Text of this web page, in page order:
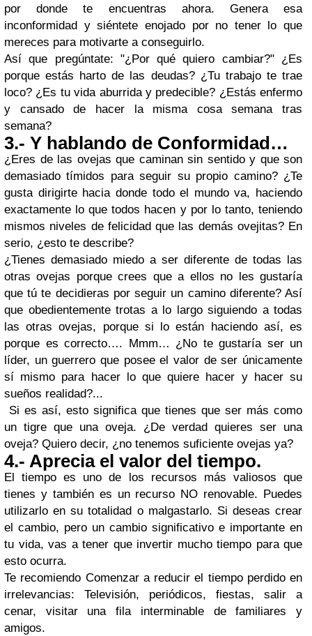
por donde te encuentras ahora. Genera esa
inconformidad y siéntete enojado por no tener lo que
mereces para motivarte a conseguirlo.
Así que pregúntate: "¿Por qué quiero cambiar?" ¿Es
porque estás harto de las deudas? ¿Tu trabajo te trae
loco? ¿Es tu vida aburrida y predecible? ¿Estás enfermo
y cansado de hacer la misma cosa semana tras
semana?
3.- Y hablando de Conformidad…
¿Eres de las ovejas que caminan sin sentido y que son
demasiado tímidos para seguir su propio camino? ¿Te
gusta dirigirte hacia donde todo el mundo va, haciendo
exactamente lo que todos hacen y por lo tanto, teniendo
mismos niveles de felicidad que las demás ovejitas? En
serio, ¿esto te describe?
¿Tienes demasiado miedo a ser diferente de todas las
otras ovejas porque crees que a ellos no les gustaría
que tú te decidieras por seguir un camino diferente? Así
que obedientemente trotas a lo largo siguiendo a todas
las otras ovejas, porque si lo están haciendo así, es
porque es correcto…. Mmm… ¿No te gustaría ser un
líder, un guerrero que posee el valor de ser únicamente
sí mismo para hacer lo que quiere hacer y hacer su
sueños realidad?...
Si es así, esto significa que tienes que ser más como
un tigre que una oveja. ¿De verdad quieres ser una
oveja? Quiero decir, ¿no tenemos suficiente ovejas ya?
4.- Aprecia el valor del tiempo.
El tiempo es uno de los recursos más valiosos que
tienes y también es un recurso NO renovable. Puedes
utilizarlo en su totalidad o malgastarlo. Si deseas crear
el cambio, pero un cambio significativo e importante en
tu vida, vas a tener que invertir mucho tiempo para que
esto ocurra.
Te recomiendo Comenzar a reducir el tiempo perdido en
irrelevancias: Televisión, periódicos, fiestas, salir a
cenar, visitar una fila interminable de familiares y
amigos.